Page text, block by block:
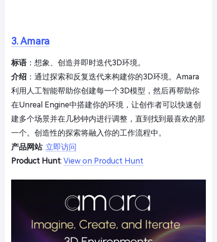
3. Amara
标语：想象、创造并即时迭代3D环境。
介绍 ：通过探索和反复迭代来构建你的3D环境。Amara
利用人工智能帮助你创建每一个3D模型，然后再帮助你
在Unreal Engine中搭建你的环境，让创作者可以快速创
建多个场景并在几秒钟内进行调整，直到找到最喜欢的那
一个。创造性的探索将融入你的工作流程中。
产品网站: 立即访问
Product Hunt: View on Product Hunt